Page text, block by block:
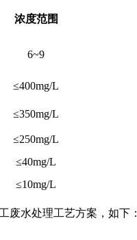
浓度范围
6~9
≤400mg/L
≤350mg/L
≤250mg/L
≤40mg/L
≤10mg/L
废水处理工艺方案，如下：